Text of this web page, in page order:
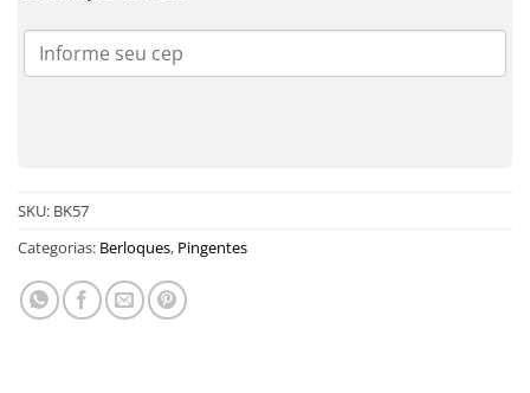
SKU: BK57
Categorias: Berloques, Pingentes